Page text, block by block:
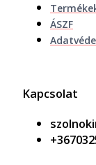
ÁSZF
Kapcsolat